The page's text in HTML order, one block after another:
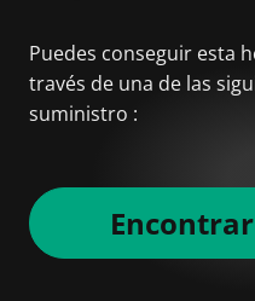
Puedes conseguir esta
través de una de las
suministro :